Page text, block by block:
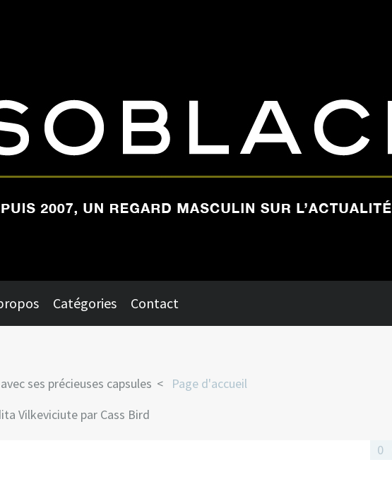
Catégories Contact
ses précieuses capsules
Page d'accueil
Vilkeviciute par Cass Bird
0